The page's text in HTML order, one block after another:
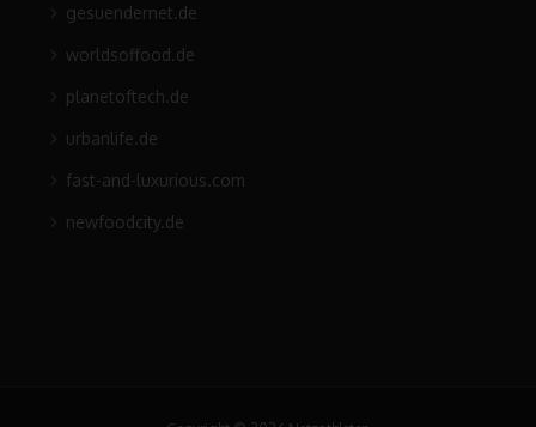
gesuendernet.de
worldsoffood.de
planetoftech.de
urbanlife.de
fast-and-luxurious.com
newfoodcity.de